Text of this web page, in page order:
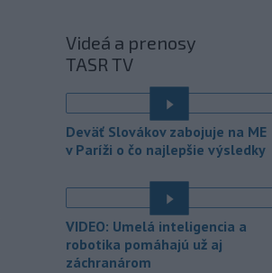
po jeho neúspešnom pláne.
Vo štvrtok do polnoci treba
najmä na západe a severozápade
Slovenska počítať s búrkami.
Slovenský hydrometeorologický ústav
(SHMÚ) vydal výstrahy prvého stupňa.
Platia aj v okresoch Snina a Sobrance.
18:19 - Polícia v súčinnosti s ďalšími
záchrannými zložkami zasahuje
termálnom kúpalisku v Diakovciach.
Videá a prenosy
TASR TV
Deväť Slovákov zabojuje na ME
v Paríži o čo najlepšie výsledky
VIDEO: Umelá inteligencia a
robotika pomáhajú už aj
záchranárom